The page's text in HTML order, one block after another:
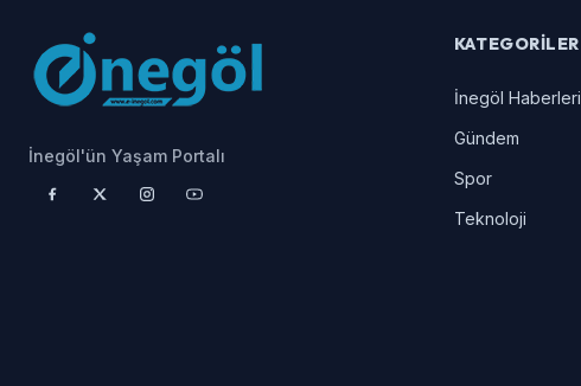
İnegöl'ün Yaşam Portalı
KATEGORILER
İnegöl Haberleri
Gündem
Spor
Teknoloji